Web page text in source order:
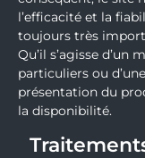
l’efficacité et la
toujours très
Qu’il s’agisse d’un
particuliers ou
présentation du
la disponibilité.